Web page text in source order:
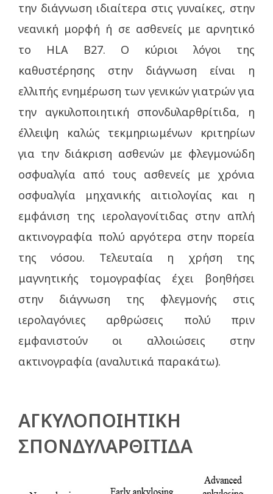
την διάγνωση ιδιαίτερα στις γυναίκες, στην
νεανική μορφή ή σε ασθενείς με αρνητικό
το HLA B27. Ο κύριοι λόγοι της
καθυστέρησης στην διάγνωση είναι η
ελλιπής ενημέρωση των γενικών γιατρών για
την αγκυλοποιητική σπονδυλαρθρίτιδα, η
έλλειψη καλώς τεκμηριωμένων κριτηρίων
για την διάκριση ασθενών με φλεγμονώδη
οσφυαλγία από τους ασθενείς με χρόνια
οσφυαλγία μηχανικής αιτιολογίας και η
εμφάνιση της ιερολαγονίτιδας στην απλή
ακτινογραφία πολύ αργότερα στην πορεία
της νόσου. Τελευταία η χρήση της
μαγνητικής τομογραφίας έχει βοηθήσει
στην διάγνωση της φλεγμονής στις
ιερολαγόνιες αρθρώσεις πολύ πριν
εμφανιστούν οι αλλοιώσεις στην
ακτινογραφία (αναλυτικά παρακάτω).
ΑΓΚΥΛΟΠΟΙΗΤΙΚΗ
ΣΠΟΝΔΥΛΑΡΘΙΤΙΔΑ